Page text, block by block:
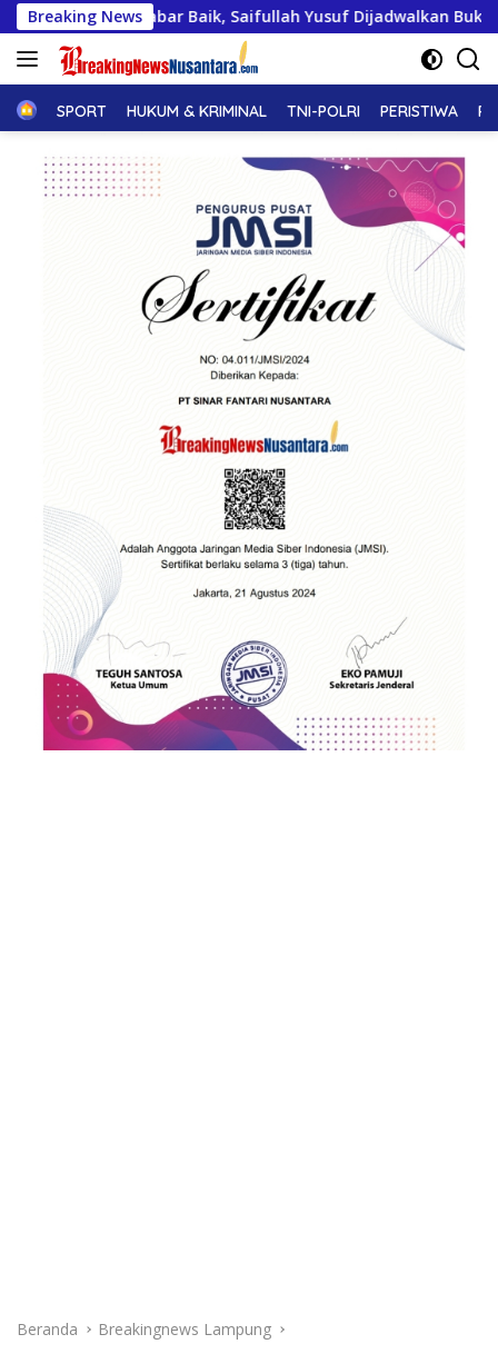
Langsung
ke
konten
Breaking News
Baik, Saifullah Yusuf Dijadwalkan Buka Pacu Jalur 2026
HomeSPORT HUKUM & KRIMINAL TNI-POLRI PERISTIWA
Beranda Breakingnews Lampung